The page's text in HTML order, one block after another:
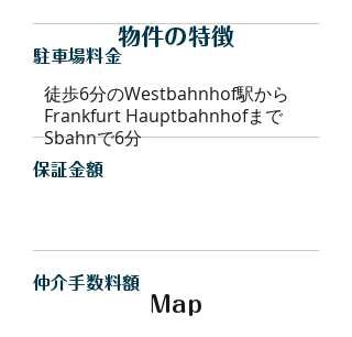
駐車場料金
保証金額
仲介手数料額
物件の特徴
徒歩6分のWestbahnhof駅から
Frankfurt Hauptbahnhofまで
Sbahnで6分
Map